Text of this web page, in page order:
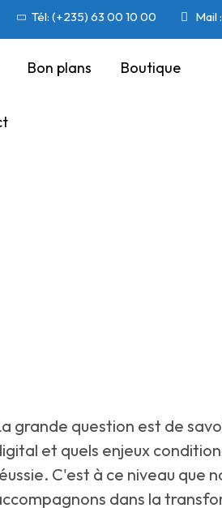
Tél: (+235) 63 00 10 00 Mail
Bon plans Boutique
grande question est de
et quels enjeux
C'est à ce niveau que
dans la